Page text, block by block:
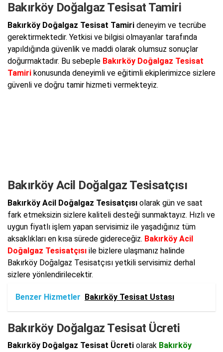
Bakırköy Doğalgaz Tesisat Tamiri
Bakırköy Doğalgaz Tesisat Tamiri deneyim ve tecrübe
gerektirmektedir. Yetkisi ve bilgisi olmayanlar tarafında
yapıldığında güvenlik ve maddi olarak olumsuz sonuçlar
doğurmaktadır. Bu sebeple Bakırköy Doğalgaz Tesisat
Tamiri konusunda deneyimli ve eğitimli ekiplerimizce sizlere
güvenli ve doğru tamir hizmeti vermekteyiz.
Bakırköy Acil Doğalgaz Tesisatçısı
Bakırköy Acil Doğalgaz Tesisatçısı olarak gün ve saat
fark etmeksizin sizlere kaliteli desteği sunmaktayız. Hızlı ve
uygun fiyatlı işlem yapan servisimiz ile yaşadığınız tüm
aksaklıkları en kısa sürede gidereceğiz. Bakırköy Acil
Doğalgaz Tesisatçısı ile bizlere ulaşmanız halinde
Bakırköy Doğalgaz Tesisatçısı yetkili servisimiz derhal
sizlere yönlendirilecektir.
Benzer Hizmetler Bakırköy Tesisat Ustası
Bakırköy Doğalgaz Tesisat Ücreti
Bakırköy Doğalgaz Tesisat Ücreti olarak Bakırköy